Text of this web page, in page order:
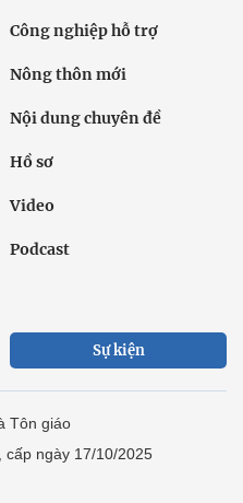
Công nghiệp hỗ trợ
Nông thôn mới
Nội dung chuyên đề
Hồ sơ
Video
Podcast
Sự kiện
Tôn giáo
cấp ngày 17/10/2025